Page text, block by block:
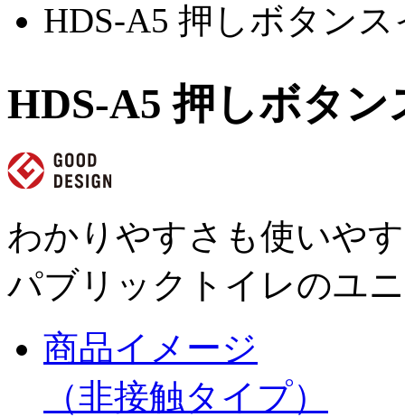
HDS-A5 押しボタン
HDS-A5 押 しボタ ン
わかりやすさも使いや
パブリックトイレのユ
商品イメージ
（非接触タイプ）